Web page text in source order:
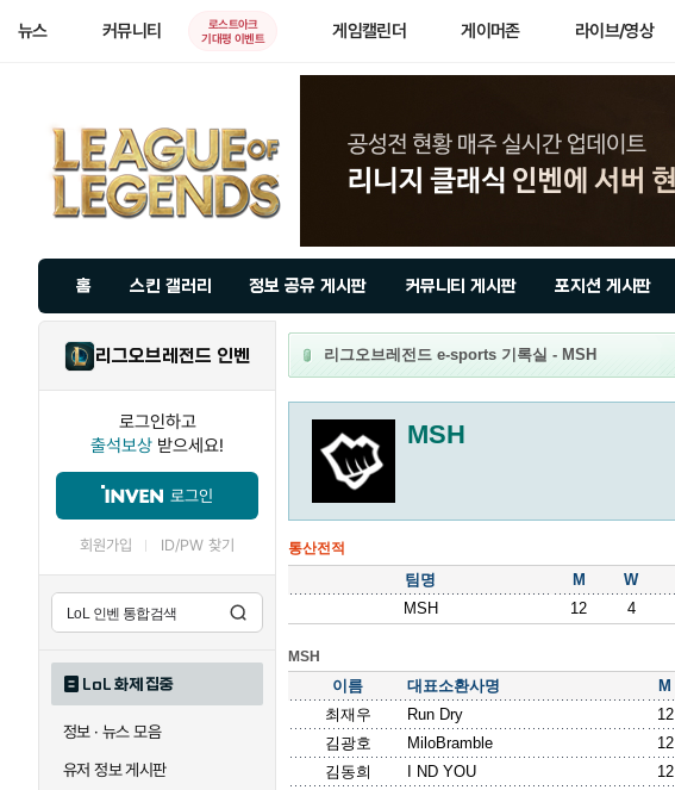
뉴스 커뮤니티
로스트아크
기대평 이벤트
게임캘린더 게이머존 라이브/영상
홈 스킨 갤러리 정보 공유 게시판 커뮤니티 게시판 포지션 게시판
리그오브레전드 인벤
로그인하고
출석보상 받으세요!
로그인
회원가입 ID/PW 찾기
LoL 화제 집중
정보 · 뉴스 모음
유저 정보 게시판
리그오브레전드 e-sports 기록실 - MSH
MSH
통산전적
팀명 M W
MSH
12 4
MSH
이름 대표소환사명 M
최재우
Run Dry 12
김광호
MiloBramble 12
김동희
I ND YOU 12